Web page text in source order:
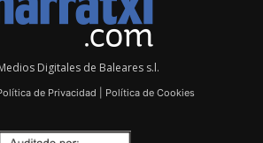
Digitales de Baleares s.l.
de Privacidad Política de Cookies